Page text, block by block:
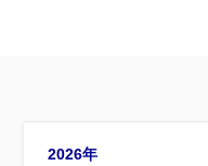
2026年